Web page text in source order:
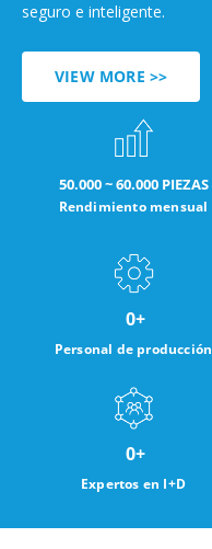
seguro e inteligente.
VIEW MORE >>
50.000 ~ 60.000 PIEZAS
Rendimiento mensual
Personal de producción
0+
Expertos en I+D
0+